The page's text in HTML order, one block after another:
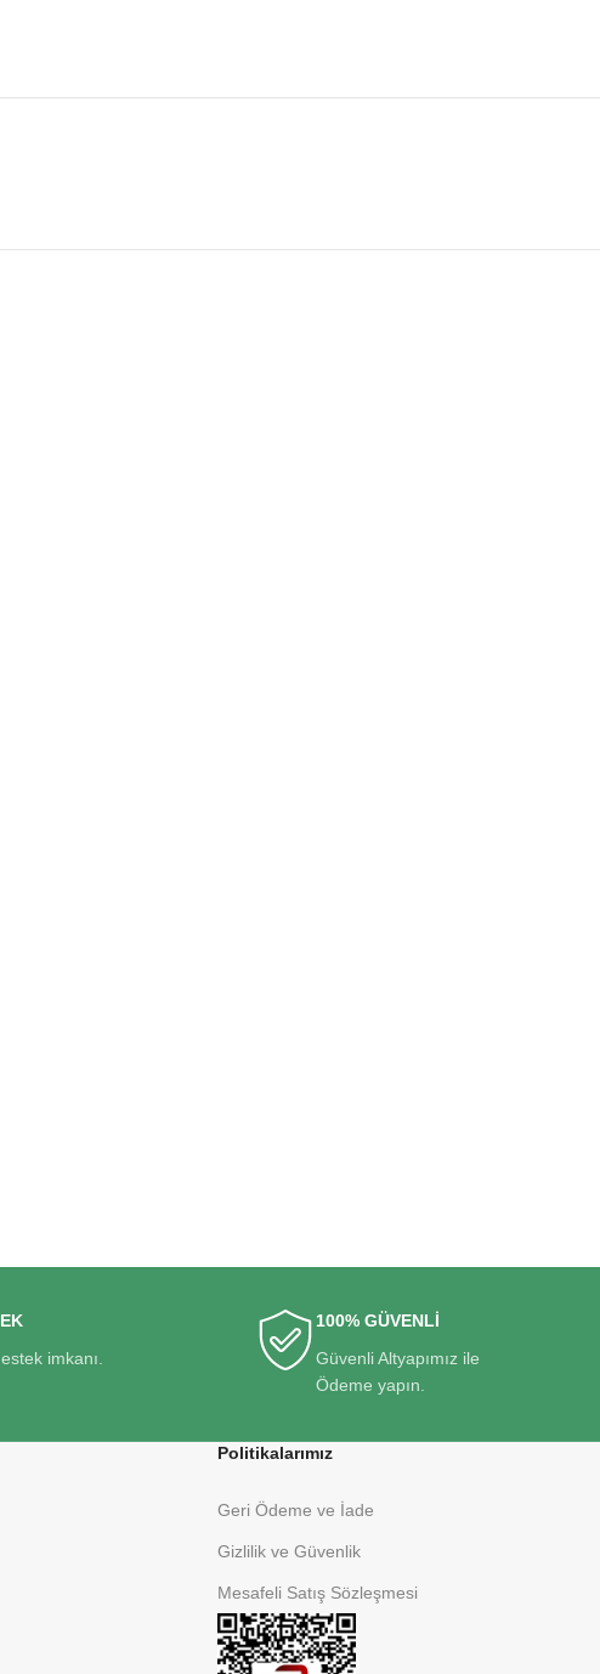
imkanı.
100% GÜVENLİ
Güvenli Altyapımız ile
Ödeme yapın.
Politikalarımız
Geri Ödeme ve İade
Gizlilik ve Güvenlik
Mesafeli Satış Sözleşmesi